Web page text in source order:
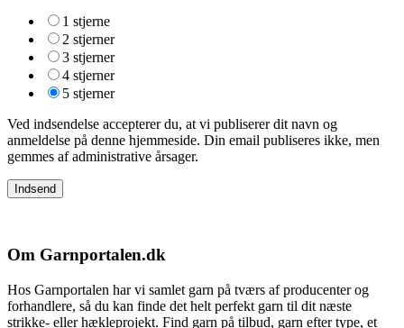
1 stjerne
2 stjerner
3 stjerner
4 stjerner
5 stjerner
Ved indsendelse accepterer du, at vi publiserer dit navn og
anmeldelse på denne hjemmeside. Din email publiseres ikke, men
gemmes af administrative årsager.
Om Garnportalen.dk
Hos Garnportalen har vi samlet garn på tværs af producenter og
forhandlere, så du kan finde det helt perfekt garn til dit næste
strikke- eller hækleprojekt. Find garn på tilbud, garn efter type, et